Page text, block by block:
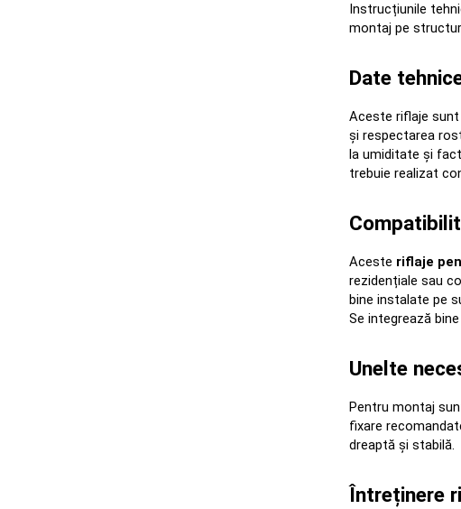
Instrucțiunile
montaj pe
Date
Aceste riflaje
și respectarea
la umiditate și
trebuie realizat
Aceste riflaje
rezidențiale sau
bine instalate pe
Se integrează
Unelte
Pentru montaj
fixare
dreaptă și stabilă.
Întreținere